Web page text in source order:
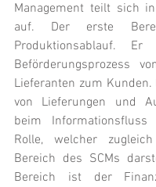
Management teilt sich
auf. Der erste
Produktionsablauf.
Beförderungsprozess
Lieferanten zum Kunden.
von Lieferungen und
beim
Rolle, welcher
Bereich des SCMs
Bereich ist der